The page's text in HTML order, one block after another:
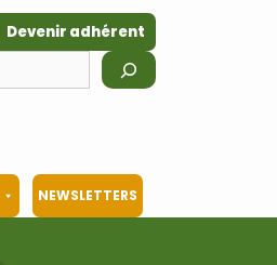
Devenir adhérent
NEWSLETTERS